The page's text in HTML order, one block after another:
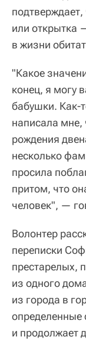
или открытка
в жизни
"Какое
конец, я могу
бабушки. Как-
написала мне,
рождения
несколько
просила
притом, что
человек", —
Волонтер
переписки
престарелых,
из одного
из города в
определенные
и продолжает